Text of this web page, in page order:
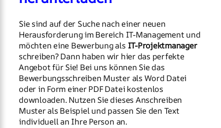
Sie sind auf der Suche nach einer neuen
Herausforderung im Bereich IT-Management und
möchten eine Bewerbung als IT-Projektmanager
schreiben? Dann haben wir hier das perfekte
Angebot für Sie! Bei uns können Sie das
Bewerbungsschreiben Muster als Word Datei
oder in Form einer PDF Datei kostenlos
downloaden. Nutzen Sie dieses Anschreiben
Muster als Beispiel und passen Sie den Text
individuell an Ihre Person an.